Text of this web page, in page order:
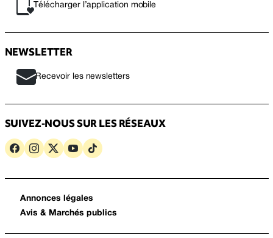
Télécharger l’application mobile
NEWSLETTER
Recevoir les newsletters
SUIVEZ-NOUS SUR LES RÉSEAUX
Annonces légales
Avis & Marchés publics